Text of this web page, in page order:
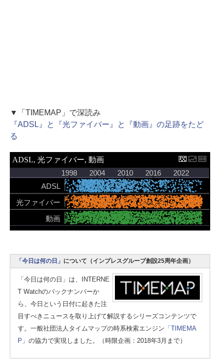
▼「TIMEMAP」で深読み
『ADSL』と『光ファイバー』と『動画』の足跡をたど
る
「今日は何の日」 について（インプレスグループ創設25周年企画）
「今日は何の日」は、INTERNE
T Watchのバックナンバーか
ら、今日という日付に起きた注
目すべきニュースを取り上げて解説するシリーズコンテンツで
す。一般社団法人タイムマップの時系検索エンジン 「TIMEMA
P」 の協力で実現しました。（時限企画：2018年3月まで）